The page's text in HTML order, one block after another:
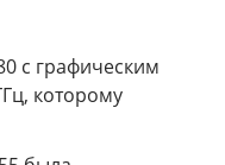
с графическим
которому